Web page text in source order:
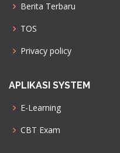
Berita Terbaru
TOS
Privacy policy
APLIKASI SYSTEM
E-Learning
CBT Exam